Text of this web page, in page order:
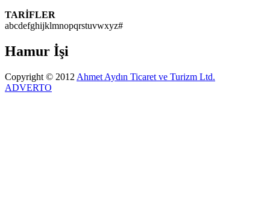
TARİFLER
abcdefghijklmnopqrstuvwxyz#
Hamur İşi
Copyright © 2012 Ahmet Aydın Ticaret ve Turizm Ltd.
ADVERTO